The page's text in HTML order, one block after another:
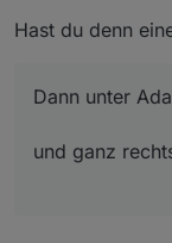
Hast du denn
Dann unter
und ganz